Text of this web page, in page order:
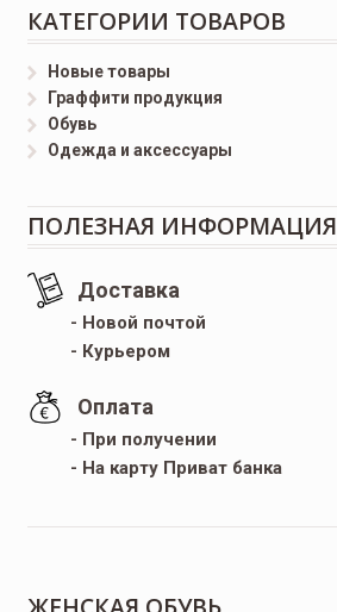
КАТЕГОРИИ ТОВАРОВ
Новые товары
Граффити продукция
Обувь
Одежда и аксессуары
ПОЛЕЗНАЯ ИНФОРМАЦИЯ
Доставка
- Новой почтой
- Курьером
Оплата
- При получении
- На карту Приват банка